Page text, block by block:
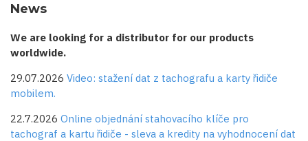
News
We are looking for a distributor for our products
worldwide.
29.07.2026 Video: stažení dat z tachografu a karty řidiče
mobilem.
22.7.2026 Online objednání stahovacího klíče pro
tachograf a kartu řidiče - sleva a kredity na vyhodnocení dat